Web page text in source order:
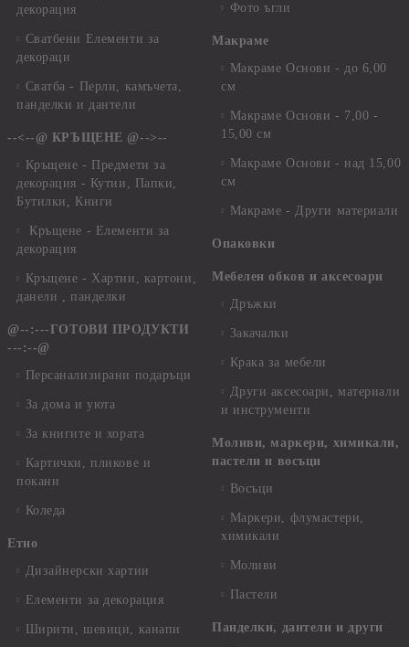
декорация
Сватбени Елементи за
декораци
Сватба - Перли, камъчета,
панделки и дантели
--<--@ КРЪЩЕНЕ @-->--
Кръщене - Предмети за
декорация - Кутии, Папки,
Бутилки, Книги
Кръщене - Елементи за
декорация
Кръщене - Хартии, картони,
данели , панделки
@--:---ГОТОВИ ПРОДУКТИ
---:--@
Персанализирани подаръци
За дома и уюта
За книгите и хората
Картички, пликове и
покани
Коледа
Етно
Дизайнерски хартии
Елементи за декорация
Ширити, шевици, канапи
Фото ъгли
Макраме
Макраме Основи - до 6,00
см
Макраме Основи - 7,00 -
15,00 см
Макраме Основи - над 15,00
см
Макраме - Други материали
Опаковки
Мебелен обков и аксесоари
Дръжки
Закачалки
Крака за мебели
Други аксесоари, материали
и инструменти
Моливи, маркери, химикали,
пастели и восъци
Восъци
Маркери, флумастери,
химикали
Моливи
Пастели
Панделки, дантели и други